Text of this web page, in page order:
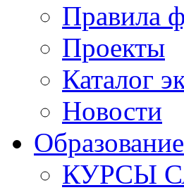
Правила
Проекты
Каталог
Новости
Образование
КУРСЫ